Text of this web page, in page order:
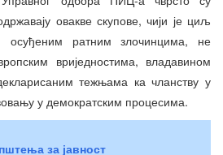
овакве скупове, чији је циљ
осуђеним ратним злочинцима, не
вриједностима, владавином
тежњама ка чланству у
у демократским процесима.
за јавност